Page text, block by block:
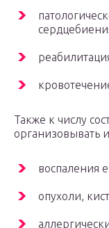
Также к числу
организовывать
воспаления
опухоли,